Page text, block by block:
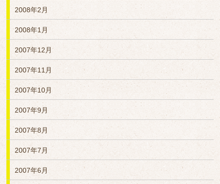
2008年2月
2008年1月
2007年12月
2007年11月
2007年10月
2007年9月
2007年8月
2007年7月
2007年6月